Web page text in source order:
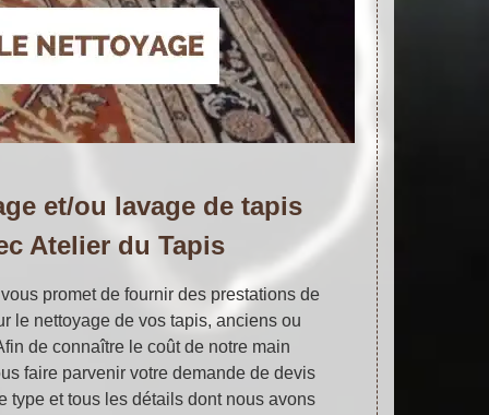
et/ou lavage de tapis
Atelier du Tapis
promet de fournir des prestations de
le nettoyage de vos tapis, anciens ou
de connaître le coût de notre main
faire parvenir votre demande de devis
type et tous les détails dont nous avons